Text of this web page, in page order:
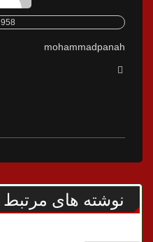
958 نوشته
mohammadpanah
نوشته های مرتبط